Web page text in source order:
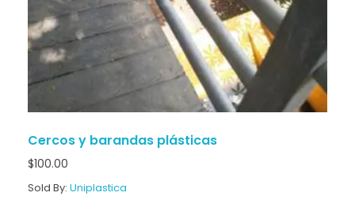
Cercos y barandas plásticas
$100.00
Sold By: Uniplastica